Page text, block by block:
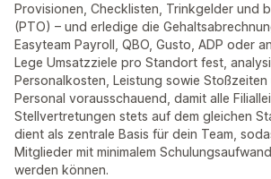
Provisionen, Checklisten, Trinkgelder und
(PTO) – und erledige die
Easyteam Payroll, QBO, Gusto, ADP oder
Lege Umsatzziele pro Standort fest,
Personalkosten, Leistung sowie
Personal vorausschauend, damit alle
Stellvertretungen stets auf dem gleichen
dient als zentrale Basis für dein Team,
Mitglieder mit minimalem
werden können.